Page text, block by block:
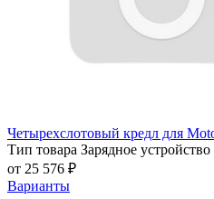
Четырехслотовый кредл для
Тип товара Зарядное устройство
от 25 576 ₽
Варианты